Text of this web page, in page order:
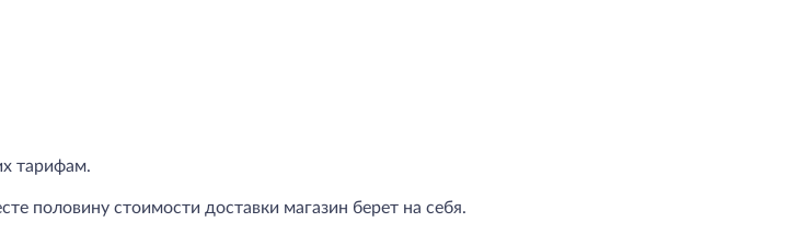
тарифам.
половину стоимости доставки магазин берет на себя.